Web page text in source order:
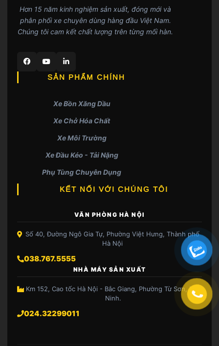
Hơn 15 năm kinh nghiệm sản xuất, đóng mới và
phân phối xe chuyên dùng hàng đầu Việt Nam.
Chúng tôi cam kết chất lượng trên từng mối hàn.
SẢN PHẨM CHÍNH
Xe Bồn Xăng Dầu
Xe Chở Hóa Chất
Xe Môi Trường
Xe Đầu Kéo - Tải Nặng
Phụ Tùng Chuyên Dụng
KẾT NỐI VỚI CHÚNG TÔI
VĂN PHÒNG HÀ NỘI
Số 40, Đường Ngô Gia Tự, Phường Việt Hưng, Thành phố
Hà Nội
038.767.5555
NHÀ MÁY SẢN XUẤT
Km 152, Cao tốc Hà Nội - Bắc Giang, Phường Từ Sơn, Bắc
Ninh.
024.32299011